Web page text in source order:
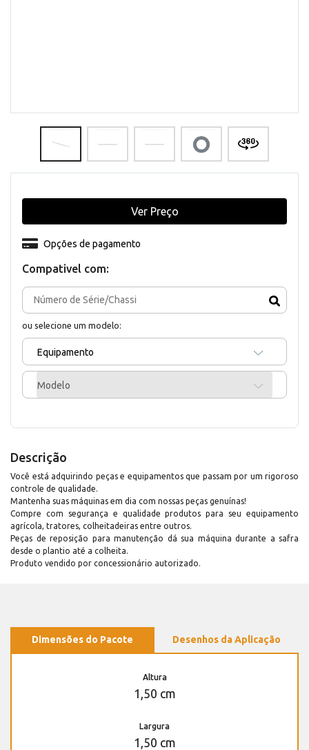
Compativel com:
ou selecione um modelo:
Equipamento
Modelo
Opções de pagamento
Ver Preço
Descrição
Você está adquirindo peças e equipamentos que passam por um rigoroso
controle de qualidade.
Mantenha suas máquinas em dia com nossas peças genuínas!
Compre com segurança e qualidade produtos para seu equipamento
agrícola, tratores, colheitadeiras entre outros.
Peças de reposição para manutenção dá sua máquina durante a safra
desde o plantio até a colheita.
Produto vendido por concessionário autorizado.
Dimensões do Pacote Desenhos da Aplicação
Altura
1,50 cm
Largura
1,50 cm